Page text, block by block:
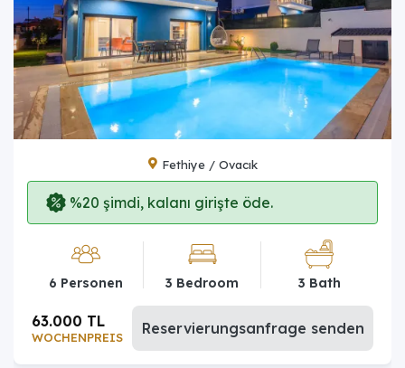
Fethiye / Ovacık
%20 şimdi, kalanı girişte öde.
6 Personen 3 Bedroom 3 Bath
WOCHENPREIS
63.000 TL Reservierungsanfrage senden